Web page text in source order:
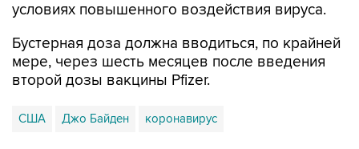
Бустерная доза должна вводиться, по крайней
второй дозы вакцины Pfizer.
США Джо Байден коронавирус